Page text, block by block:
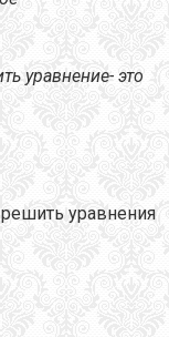
уравнение- это
уравнения